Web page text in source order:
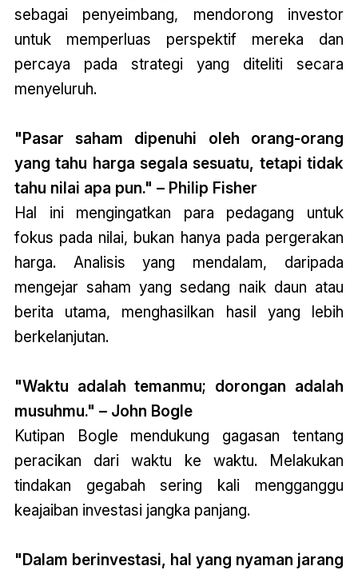
sebagai penyeimbang, mendorong investor
untuk memperluas perspektif mereka dan
percaya pada strategi yang diteliti secara
menyeluruh.
"Pasar saham dipenuhi oleh orang-orang
yang tahu harga segala sesuatu, tetapi tidak
tahu nilai apa pun." – Philip Fisher
Hal ini mengingatkan para pedagang untuk
fokus pada nilai, bukan hanya pada pergerakan
harga. Analisis yang mendalam, daripada
mengejar saham yang sedang naik daun atau
berita utama, menghasilkan hasil yang lebih
berkelanjutan.
"Waktu adalah temanmu; dorongan adalah
musuhmu." – John Bogle
Kutipan Bogle mendukung gagasan tentang
peracikan dari waktu ke waktu. Melakukan
tindakan gegabah sering kali mengganggu
keajaiban investasi jangka panjang.
"Dalam berinvestasi, hal yang nyaman jarang